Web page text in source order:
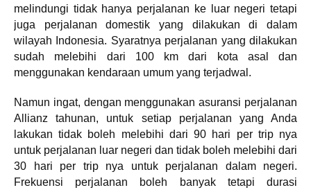
melindungi tidak hanya perjalanan ke luar negeri tetapi
juga perjalanan domestik yang dilakukan di dalam
wilayah Indonesia. Syaratnya perjalanan yang dilakukan
sudah melebihi dari 100 km dari kota asal dan
menggunakan kendaraan umum yang terjadwal.
Namun ingat, dengan menggunakan asuransi perjalanan
Allianz tahunan, untuk setiap perjalanan yang Anda
lakukan tidak boleh melebihi dari 90 hari per trip nya
untuk perjalanan luar negeri dan tidak boleh melebihi dari
30 hari per trip nya untuk perjalanan dalam negeri.
Frekuensi perjalanan boleh banyak tetapi durasi